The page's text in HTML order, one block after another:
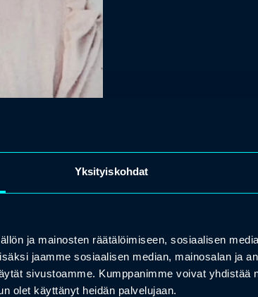
Yksityiskohdat
ja mainosten räätälöimiseen, sosiaalisen
jaamme sosiaalisen median, mainosalan ja
sivustoamme. Kumppanimme voivat yhdistää
olet käyttänyt heidän palvelujaan.